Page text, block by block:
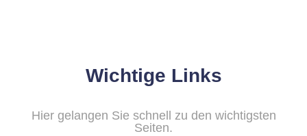
Wichtige Links
Hier gelangen Sie schnell zu den wichtigsten
Seiten.